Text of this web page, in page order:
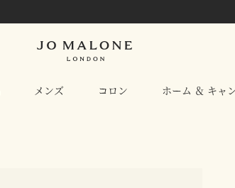
メンズ コロン ホーム ＆ キャ